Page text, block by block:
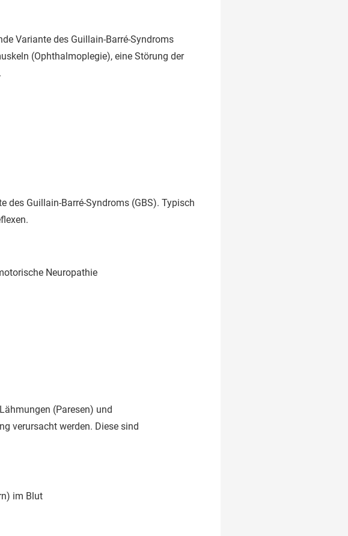
Variante des Guillain-Barré-Syndroms
(Ophthalmoplegie), eine Störung der
des Guillain-Barré-Syndroms (GBS). Typisch
Neuropathie
(Paresen) und
verursacht werden. Diese sind
im Blut